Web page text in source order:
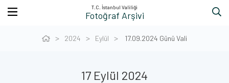
T.C. İstanbul Valiliği
Fotoğraf Arşivi
2024 Eylül 17.09.2024 Günü Vali
17 Eylül 2024